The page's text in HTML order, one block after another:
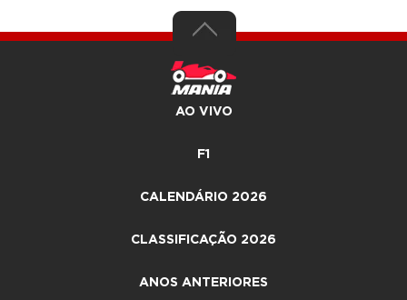
AO VIVO
F1
CALENDÁRIO 2026
CLASSIFICAÇÃO 2026
ANOS ANTERIORES